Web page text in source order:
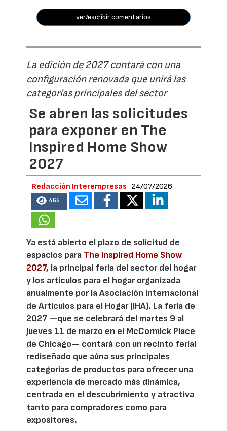
ver/escribir comentarios
La edición de 2027 contará con una
configuración renovada que unirá las
categorías principales del sector
Se abren las solicitudes
para exponer en The
Inspired Home Show
2027
Redacción Interempresas 24/07/2026
465
Ya está abierto el plazo de solicitud de
espacios para The Inspired Home Show
2027, la principal feria del sector del hogar
y los artículos para el hogar organizada
anualmente por la Asociación Internacional
de Artículos para el Hogar (IHA). La feria de
2027 —que se celebrará del martes 9 al
jueves 11 de marzo en el McCormick Place
de Chicago— contará con un recinto ferial
rediseñado que aúna sus principales
categorías de productos para ofrecer una
experiencia de mercado más dinámica,
centrada en el descubrimiento y atractiva
tanto para compradores como para
expositores.